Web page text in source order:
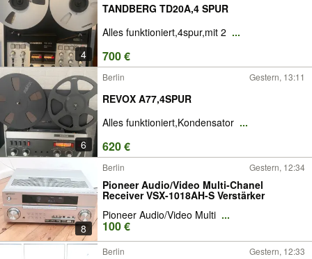
4
TANDBERG TD20A,4 SPUR
Alles funktioniert,4spur,mit 2 ...
700 €
6
Berlin Gestern, 13:11
REVOX A77,4SPUR
Alles funktioniert,Kondensator ...
620 €
8
Berlin Gestern, 12:34
Pioneer Audio/Video Multi-Chanel
Receiver VSX-1018AH-S Verstärker
Pioneer Audio/Video Multi ...
100 €
Berlin Gestern, 12:33